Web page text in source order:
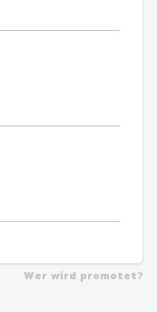
Wer wird promotet?